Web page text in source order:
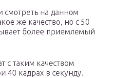
смотреть на данном
же качество, но с 50
более приемлемый
с таким качеством
40 кадрах в секунду.